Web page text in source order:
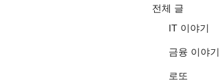
전체 글
IT 이야기
금융 이야기
로또